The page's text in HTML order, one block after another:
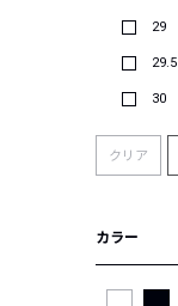
29
29.5
30
クリア
カラー